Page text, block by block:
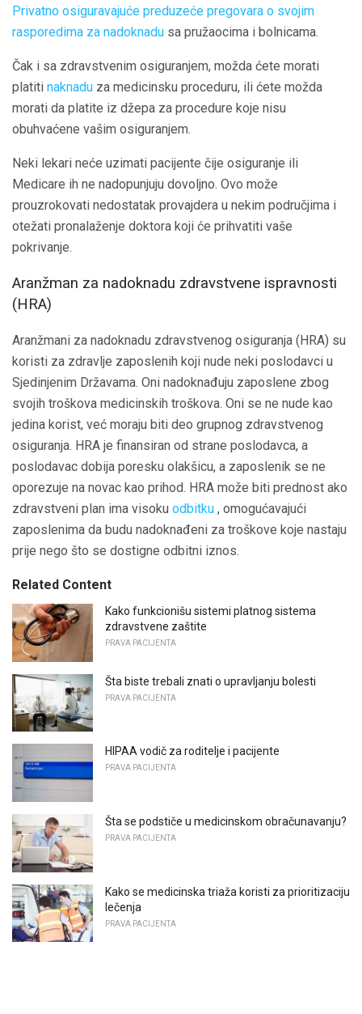
Privatno osiguravajuće preduzeće pregovara o svojim
rasporedima za nadoknadu sa pružaocima i bolnicama.
Čak i sa zdravstvenim osiguranjem, možda ćete morati
platiti naknadu za medicinsku proceduru, ili ćete možda
morati da platite iz džepa za procedure koje nisu
obuhvaćene vašim osiguranjem.
Neki lekari neće uzimati pacijente čije osiguranje ili
Medicare ih ne nadopunjuju dovoljno. Ovo može
prouzrokovati nedostatak provajdera u nekim područjima i
otežati pronalaženje doktora koji će prihvatiti vaše
pokrivanje.
Aranžman za nadoknadu zdravstvene ispravnosti
(HRA)
Aranžmani za nadoknadu zdravstvenog osiguranja (HRA) su
koristi za zdravlje zaposlenih koji nude neki poslodavci u
Sjedinjenim Državama. Oni nadoknađuju zaposlene zbog
svojih troškova medicinskih troškova. Oni se ne nude kao
jedina korist, već moraju biti deo grupnog zdravstvenog
osiguranja. HRA je finansiran od strane poslodavca, a
poslodavac dobija poresku olakšicu, a zaposlenik se ne
oporezuje na novac kao prihod. HRA može biti prednost ako
zdravstveni plan ima visoku odbitku , omogućavajući
zaposlenima da budu nadoknađeni za troškove koje nastaju
prije nego što se dostigne odbitni iznos.
Related Content
Kako funkcionišu sistemi platnog sistema
zdravstvene zaštite
PRAVA PACIJENTA
Šta biste trebali znati o upravljanju bolesti
PRAVA PACIJENTA
HIPAA vodič za roditelje i pacijente
PRAVA PACIJENTA
Šta se podstiče u medicinskom obračunavanju?
PRAVA PACIJENTA
Kako se medicinska triaža koristi za prioritizaciju
lečenja
PRAVA PACIJENTA